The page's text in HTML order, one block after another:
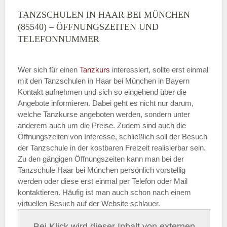
TANZSCHULEN IN HAAR BEI MÜNCHEN
(85540) – ÖFFNUNGSZEITEN UND
TELEFONNUMMER
Wer sich für einen Tanzkurs interessiert, sollte erst einmal
mit den Tanzschulen in Haar bei München in Bayern
Kontakt aufnehmen und sich so eingehend über die
Angebote informieren. Dabei geht es nicht nur darum,
welche Tanzkurse angeboten werden, sondern unter
anderem auch um die Preise. Zudem sind auch die
Öffnungszeiten von Interesse, schließlich soll der Besuch
der Tanzschule in der kostbaren Freizeit realisierbar sein.
Zu den gängigen Öffnungszeiten kann man bei der
Tanzschule Haar bei München persönlich vorstellig
werden oder diese erst einmal per Telefon oder Mail
kontaktieren. Häufig ist man auch schon nach einem
virtuellen Besuch auf der Website schlauer.